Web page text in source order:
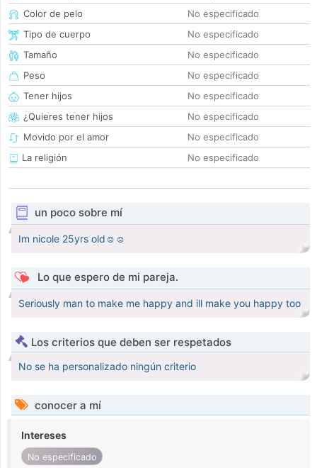
Color de pelo
No especificado
Tipo de cuerpo
No especificado
Tamaño
No especificado
Peso
No especificado
Tener hijos
No especificado
¿Quieres tener hijos
No especificado
Movido por el amor
No especificado
La religión
No especificado
un poco sobre mí
Im nicole 25yrs old☺️☺️
Lo que espero de mi pareja.
Seriously man to make me happy and ill make you happy too
Los criterios que deben ser respetados
No se ha personalizado ningún criterio
conocer a mí
Intereses
No especificado